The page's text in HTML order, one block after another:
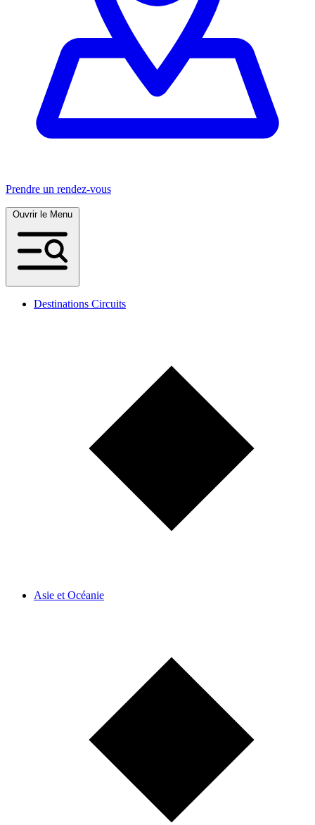
Prendre un rendez-vous
Destinations Circuits
Asie et Océanie